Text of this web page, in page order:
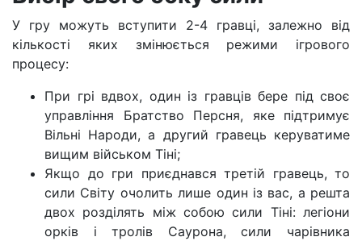
У гру можуть вступити 2-4 гравці, залежно від
кількості яких змінюється режими ігрового
процесу:
При грі вдвох, один із гравців бере під своє
управління Братство Персня, яке підтримує
Вільні Народи, а другий гравець керуватиме
вищим військом Тіні;
Якщо до гри приєднався третій гравець, то
сили Світу очолить лише один із вас, а решта
двох розділять між собою сили Тіні: легіони
орків і тролів Саурона, сили чарівника